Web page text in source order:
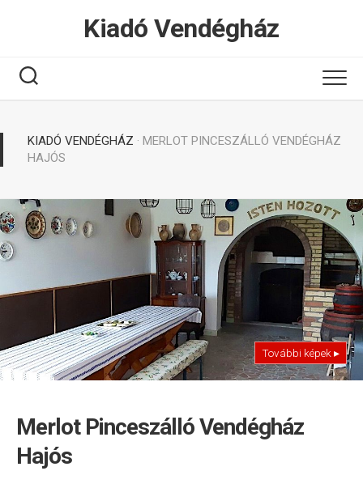
Kiadó Vendégház
KIADÓ VENDÉGHÁZ · MERLOT PINCESZÁLLÓ VENDÉGHÁZ
HAJÓS
További képek ▸
Merlot Pinceszálló Vendégház
Hajós